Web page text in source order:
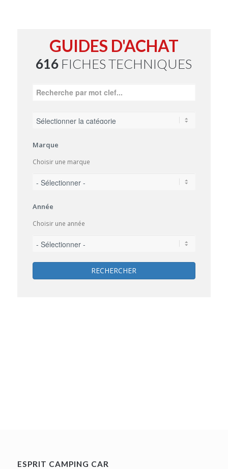
GUIDES D'ACHAT
616 FICHES TECHNIQUES
Marque
Choisir une marque
Année
Choisir une année
RECHERCHER
ESPRIT CAMPING CAR